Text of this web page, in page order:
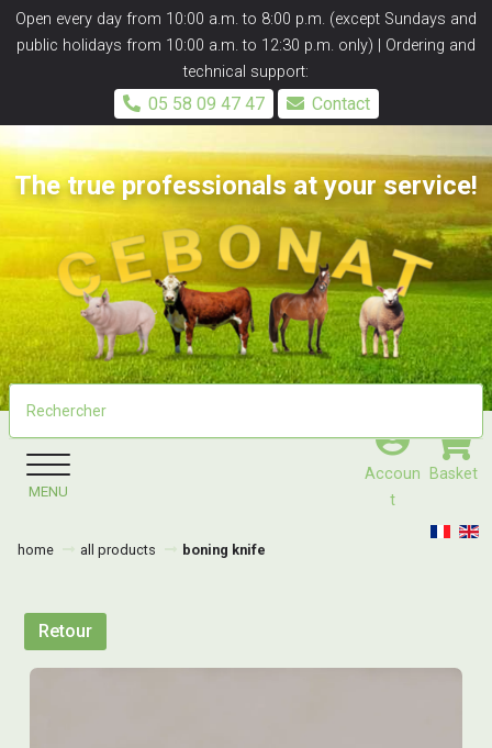
Open every day from 10:00 a.m. to 8:00 p.m. (except Sundays and
public holidays from 10:00 a.m. to 12:30 p.m. only) | Ordering and
technical support:
05 58 09 47 47 Contact
Accoun
T
Basket
The true professionals at your service!
MENU
home all products boning knife
Retour
Panneau de gestion des cookies